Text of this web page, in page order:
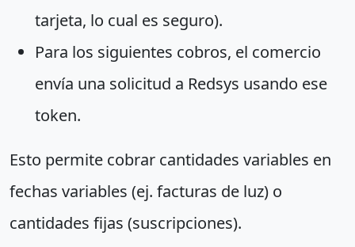
tarjeta, lo cual es seguro).
Para los siguientes cobros, el comercio
envía una solicitud a Redsys usando ese
token.
Esto permite cobrar cantidades variables en
fechas variables (ej. facturas de luz) o
cantidades fijas (suscripciones).